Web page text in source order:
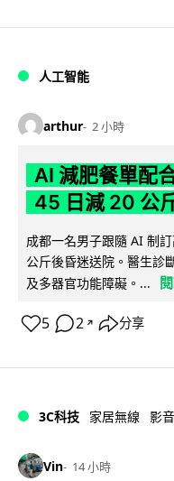
人工智能
arthur 2 小時
AI 減肥餐單配
45 日減 20 公
成都一名男子跟隨 AI 制
公斤後昏迷送院。醫生診
及多器官功能障礙。...
5 2 ↗ 分享
3C科技 家居無線 影
Vin 14 小時